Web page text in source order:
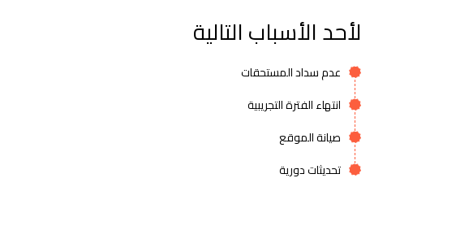
لأحد الأسباب التالية
عدم سداد المستحقات
انتهاء الفترة التجريبية
صيانة الموقع
تحديثات دورية